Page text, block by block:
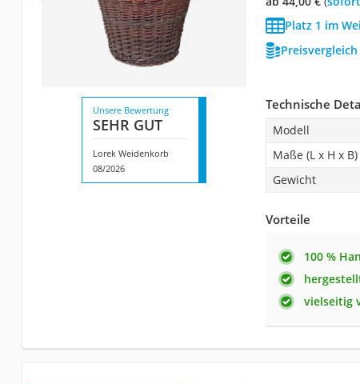
Platz 1 im
Unsere Bewertung
SEHR GUT
Lorek Weidenkorb
08/2026
Technische
Modell
Maße (L x H x B)
Gewicht
Vorteile
100 %
vielseitig